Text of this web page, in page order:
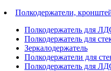
Полкодержатели,
Полкодержатель для
Полкодержатель для
Зеркалодержатель
Полкодержатели для
Полкодержатель для